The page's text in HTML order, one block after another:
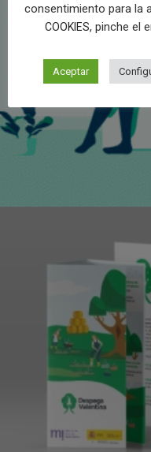
consentimiento para la
COOKIES, pinche el
Aceptar